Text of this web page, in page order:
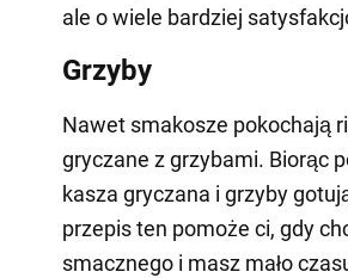
ale o wiele bardziej
Grzyby
Nawet smakosze pokochają
gryczane z grzybami. Biorąc
kasza gryczana i grzyby
przepis ten pomoże ci, gdy
smacznego i masz mało